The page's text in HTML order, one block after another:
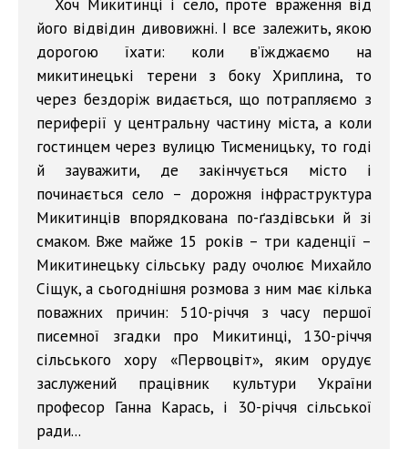
його відвідин дивовижні. І все залежить, якою
дорогою їхати: коли в’їжджаємо на
микитинецькі терени з боку Хриплина, то
через бездоріж видається, що потрапляємо з
периферії у центральну частину міста, а коли
гостинцем через вулицю Тисменицьку, то годі
й зауважити, де закінчується місто і
починається село – дорожня інфраструктура
Микитинців впорядкована по-ґаздівськи й зі
смаком. Вже майже 15 років – три каденції –
Микитинецьку сільську раду очолює Михайло
Сіщук, а сьогоднішня розмова з ним має кілька
поважних причин: 510-річчя з часу першої
писемної згадки про Микитинці, 130-річчя
сільського хору «Первоцвіт», яким орудує
заслужений працівник культури України
професор Ганна Карась, і 30-річчя сільської
ради...